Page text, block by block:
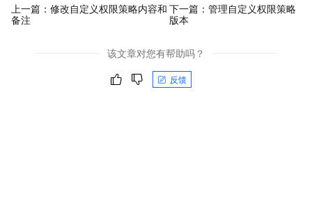
上一篇： 修改自定义权限策略内容和
备注
下一篇： 管理自定义权限策略
版本
该文章对您有帮助吗？
反馈